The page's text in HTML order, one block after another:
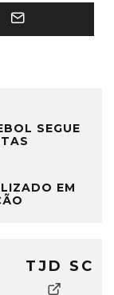
SEGUE
EM
TJD SC